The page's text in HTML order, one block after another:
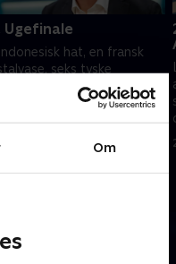
Om
Ugefinale
hat, en fransk
seks tyske
og et meget
porcelæns-nålehus er
nogle af de ting, der skal
2023 • 29 min